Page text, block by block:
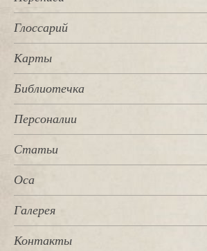
Глоссарий
Карты
Библиотечка
Персоналии
Статьи
Оса
Галерея
Контакты